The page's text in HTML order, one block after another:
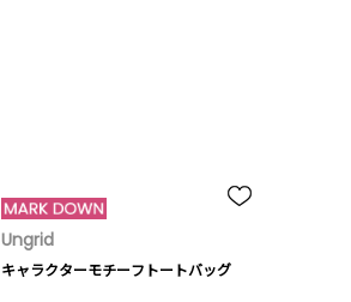
Ungrid
キャラクターモチーフトートバッグ